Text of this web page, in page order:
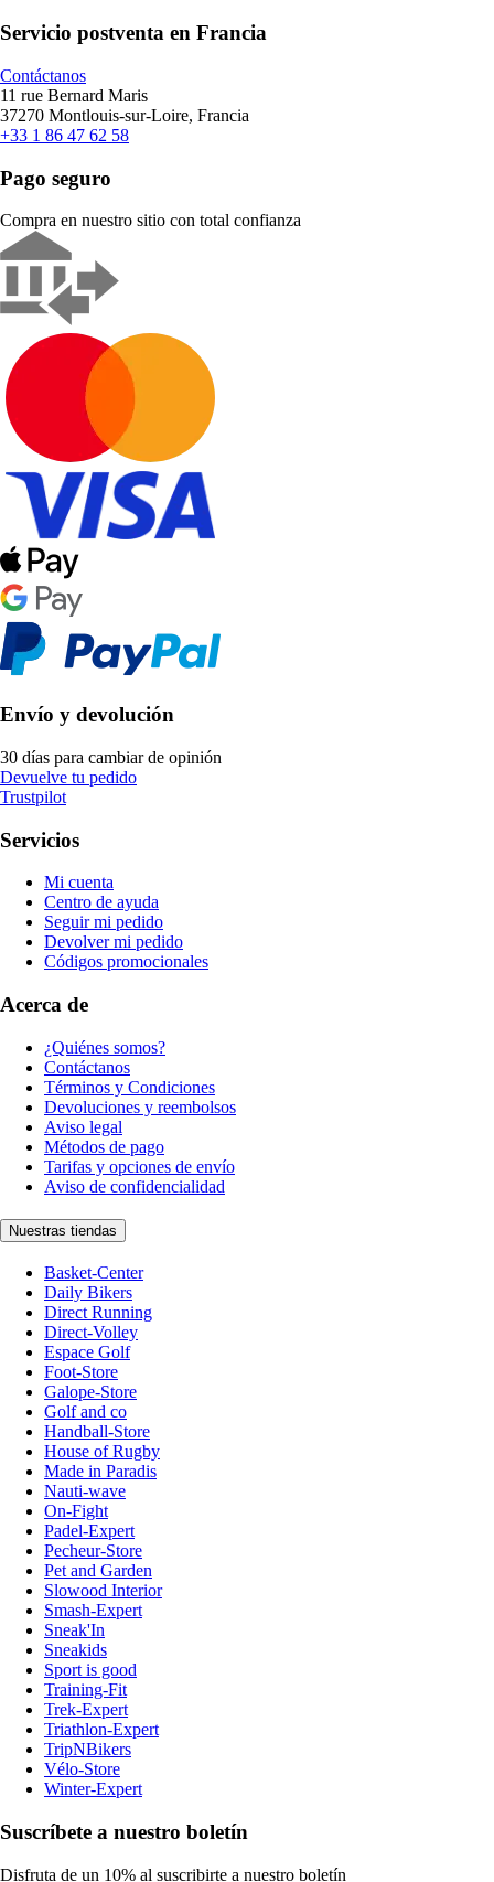
Servicio postventa en Francia
Contáctanos
11 rue Bernard Maris
37270 Montlouis-sur-Loire, Francia
+33 1 86 47 62 58
Pago seguro
Compra en nuestro sitio con total confianza
Envío y devolución
30 días para cambiar de opinión
Devuelve tu pedido
Trustpilot
Servicios
Mi cuenta
Centro de ayuda
Seguir mi pedido
Devolver mi pedido
Códigos promocionales
Acerca de
¿Quiénes somos?
Contáctanos
Términos y Condiciones
Devoluciones y reembolsos
Aviso legal
Métodos de pago
Tarifas y opciones de envío
Aviso de confidencialidad
Nuestras tiendas
Basket-Center
Daily Bikers
Direct Running
Direct-Volley
Espace Golf
Foot-Store
Galope-Store
Golf and co
Handball-Store
House of Rugby
Made in Paradis
Nauti-wave
On-Fight
Padel-Expert
Pecheur-Store
Pet and Garden
Slowood Interior
Smash-Expert
Sneak'In
Sneakids
Sport is good
Training-Fit
Trek-Expert
Triathlon-Expert
TripNBikers
Vélo-Store
Winter-Expert
Suscríbete a nuestro boletín
Disfruta de un 10% al suscribirte a nuestro boletín